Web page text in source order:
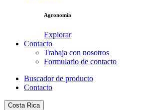
Agronomía
Explorar
Contacto
Trabaja con nosotros
Formulario de contacto
Buscador de producto
Contacto
Costa Rica